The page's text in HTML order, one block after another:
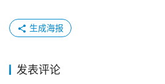
生成海报
发表评论